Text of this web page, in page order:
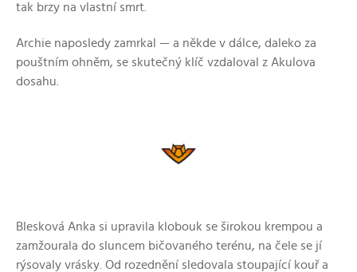
tak brzy na vlastní smrt.
Archie naposledy zamrkal — a někde v dálce, daleko za
pouštním ohněm, se skutečný klíč vzdaloval z Akulova
dosahu.
Blesková Anka si upravila klobouk se širokou krempou a
zamžourala do sluncem bičovaného terénu, na čele se jí
rýsovaly vrásky. Od rozednění sledovala stoupající kouř a